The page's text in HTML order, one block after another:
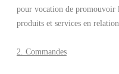
pour vocation de promouvoir
produits et services en
2. Commandes